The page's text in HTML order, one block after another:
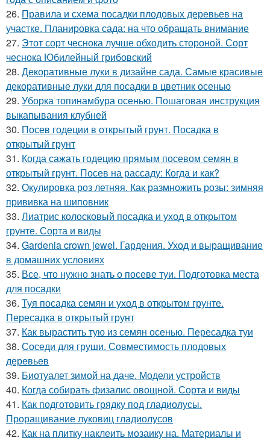
26. Правила и схема посадки плодовых деревьев на
участке. Планировка сада: на что обращать внимание
27. Этот сорт чеснока лучше обходить стороной. Сорт
чеснока Юбилейный грибовский
28. Декоративные луки в дизайне сада. Самые красивые
декоративные луки для посадки в цветник осенью
29. Уборка топинамбура осенью. Пошаговая инструкция
выкапывания клубней
30. Посев годеции в открытый грунт. Посадка в
открытый грунт
31. Когда сажать годецию прямым посевом семян в
открытый грунт. Посев на рассаду: Когда и как?
32. Окулировка роз летняя. Как размножить розы: зимняя
прививка на шиповник
33. Лиатрис колосковый посадка и уход в открытом
грунте. Сорта и виды
34. Gardenia crown jewel. Гардения. Уход и выращивание
в домашних условиях
35. Все, что нужно знать о посеве туи. Подготовка места
для посадки
36. Туя посадка семян и уход в открытом грунте.
Пересадка в открытый грунт
37. Как вырастить тую из семян осенью. Пересадка туи
38. Соседи для груши. Совместимость плодовых
деревьев
39. Биотуалет зимой на даче. Модели устройств
40. Когда собирать физалис овощной. Сорта и виды
41. Как подготовить грядку под гладиолусы.
Проращивание луковиц гладиолусов
42. Как на плитку наклеить мозаику на. Материалы и